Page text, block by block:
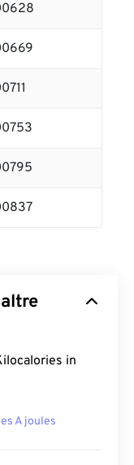
in
A joules